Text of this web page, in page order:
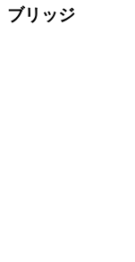
ブリッジ